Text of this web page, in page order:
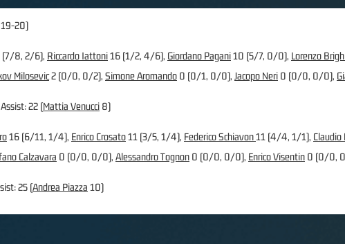
19-20)
(7/8, 2/6), Riccardo Iattoni16 (1/2, 4/6), Giordano Pagani10 (5/7, 0/0), Lorenzo
Milosevic2 (0/0, 0/2), Simone Aromando 0 (0/1, 0/0), Jacopo Neri 0 (0/0, 0/0),
22 (Mattia Venucci 8)
16 (6/11, 1/4), Enrico Crosato11 (3/5, 1/4), Federico Schiavon11 (4/4, 1/1), Claudio
Calzavara 0 (0/0, 0/0), Alessandro Tognon 0 (0/0, 0/0), Enrico Visentin 0 (0/0,
25 (Andrea Piazza 10)